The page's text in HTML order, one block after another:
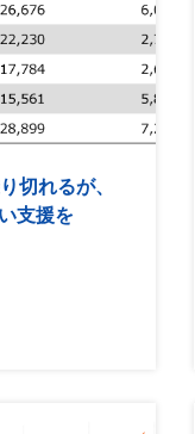
切れるが、
支援を